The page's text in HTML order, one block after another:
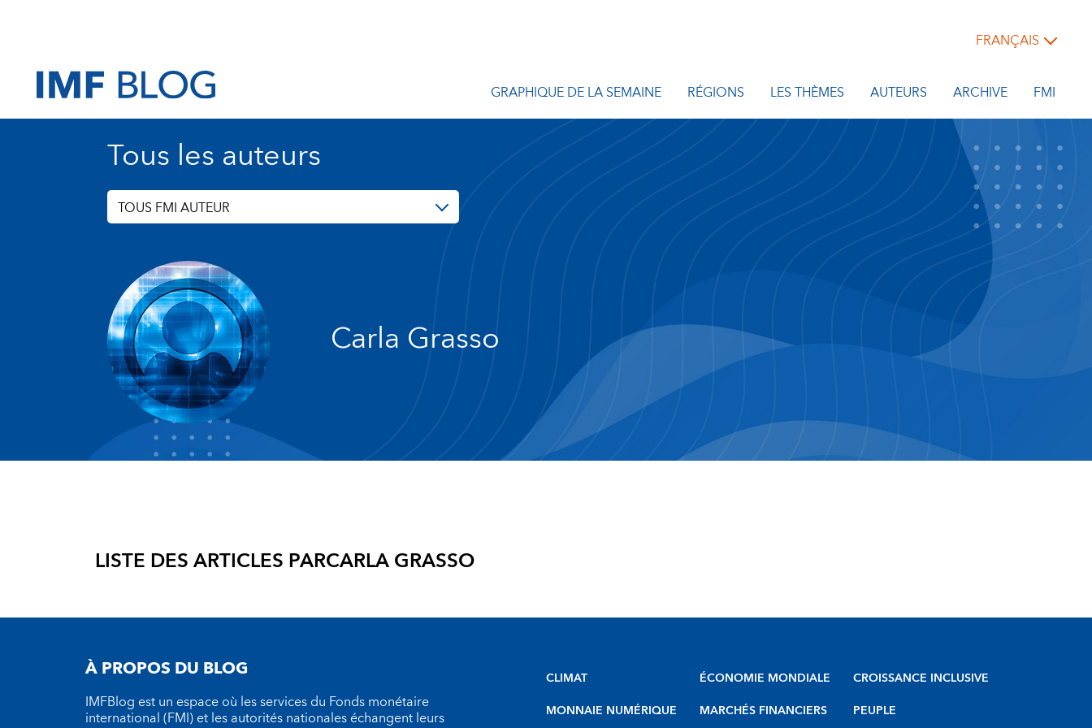
FRANÇAIS
GRAPHIQUE DE LA SEMAINE RÉGIONS LES THÈMES AUTEURS ARCHIVE FMI
Tous les auteurs
TOUS FMI AUTEUR
Carla Grasso
LISTE DES ARTICLES PARCARLA GRASSO
À PROPOS DU BLOG
IMFBlog est un espace où les services du Fonds monétaire
international (FMI) et les autorités nationales échangent leurs
CLIMAT
MONNAIE NUMÉRIQUE
ÉCONOMIE MONDIALE
MARCHÉS FINANCIERS
CROISSANCE INCLUSIVE
PEUPLE